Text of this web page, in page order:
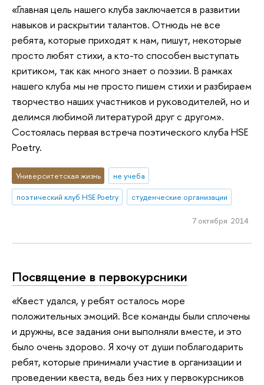
«Главная цель нашего клуба заключается в развитии
навыков и раскрытии талантов. Отнюдь не все
ребята, которые приходят к нам, пишут, некоторые
просто любят стихи, а кто-то способен выступать
критиком, так как много знает о поэзии. В рамках
нашего клуба мы не просто пишем стихи и разбираем
творчество наших участников и руководителей, но и
делимся любимой литературой друг с другом».
Состоялась первая встреча поэтического клуба HSE
Poetry.
Университетская жизнь
не учеба
поэтический клуб HSE Poetry
студенческие организации
7 октября 2014
Посвящение в первокурсники
«Квест удался, у ребят осталось море
положительных эмоций. Все команды были сплочены
и дружны, все задания они выполняли вместе, и это
было очень здорово. Я хочу от души поблагодарить
ребят, которые принимали участие в организации и
проведении квеста, ведь без них у первокурсников